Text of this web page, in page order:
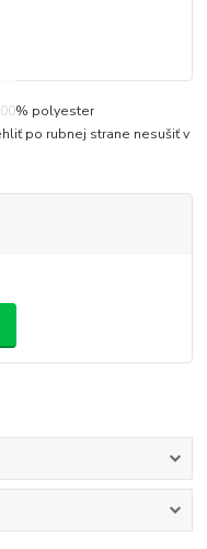
polyester
po rubnej strane nesušiť v